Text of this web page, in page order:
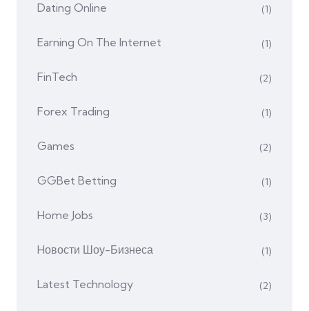
Dating Online (1)
Earning On The Internet (1)
FinTech (2)
Forex Trading (1)
Games (2)
GGBet Betting (1)
Home Jobs (3)
Hовости Шоу-Бизнеса (1)
Latest Technology (2)